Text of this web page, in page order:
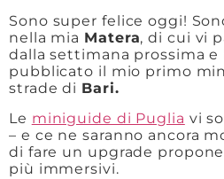
Sono super felice oggi!
nella mia Matera, di cui vi
dalla settimana prossima
pubblicato il mio primo
strade di Bari.
Le miniguide di Puglia vi
– e ce ne saranno ancora
di fare un upgrade
più immersivi.